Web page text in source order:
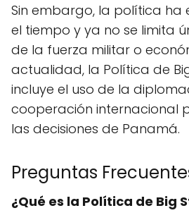
Sin embargo, la política ha
el tiempo y ya no se limita
de la fuerza militar o
actualidad, la Política de
incluye el uso de la
cooperación internacional
las decisiones de Panamá.
Preguntas
¿Qué es la Política de Big